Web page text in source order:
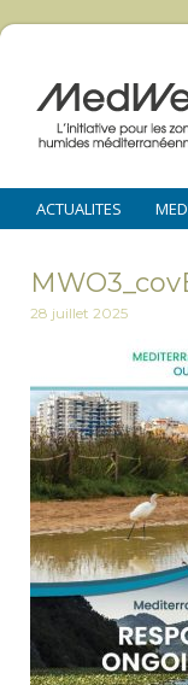
ACTUALITES
28 juillet 2025